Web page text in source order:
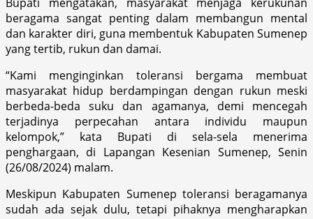
beragama sangat penting dalam membangun mental
dan karakter diri, guna membentuk Kabupaten Sumenep
yang tertib, rukun dan damai.
“Kami menginginkan toleransi bergama membuat
masyarakat hidup berdampingan dengan rukun meski
berbeda-beda suku dan agamanya, demi mencegah
terjadinya perpecahan antara individu maupun
kelompok,” kata Bupati di sela-sela menerima
penghargaan, di Lapangan Kesenian Sumenep, Senin
(26/08/2024) malam.
Meskipun Kabupaten Sumenep toleransi beragamanya
sudah ada sejak dulu, tetapi pihaknya mengharapkan